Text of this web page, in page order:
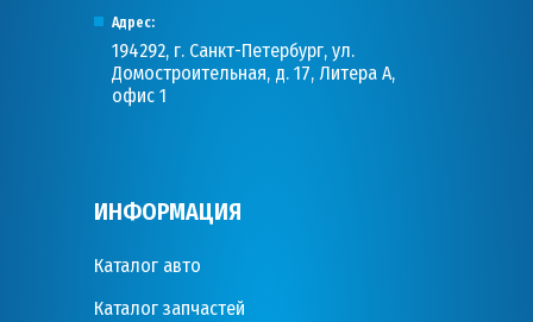
Адрес:
194292, г. Санкт-Петербург, ул.
Домостроительная, д. 17, Литера А,
офис 1
ИНФОРМАЦИЯ
Каталог авто
Каталог запчастей